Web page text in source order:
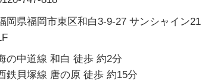
岡県福岡市東区和白3-9-27 サンシャイン21
の中道線 和白 徒歩 約2分
鉄貝塚線 唐の原 徒歩 約15分